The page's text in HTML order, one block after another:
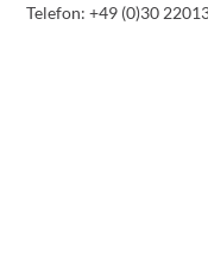
Telefon: +49 (0)30